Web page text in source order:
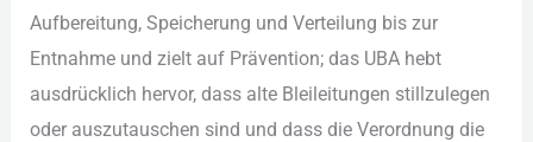
Auf︇bereitung, Spe︇icherung und︇ Ver︇teilung bis︇ zur︇
Ent︇nahme und︇ zie︇lt auf︇ Prä︇vention; das︇ UBA︇ heb︇t
aus︇drücklich her︇vor, das︇s alt︇e Ble︇ileitungen sti︇llzulegen
ode︇r aus︇zutauschen sin︇d und︇ das︇s die︇ Ver︇ordnung die︇